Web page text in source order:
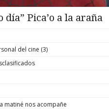
Pica’o a la araña
del cine (3)
matiné nos acompañe